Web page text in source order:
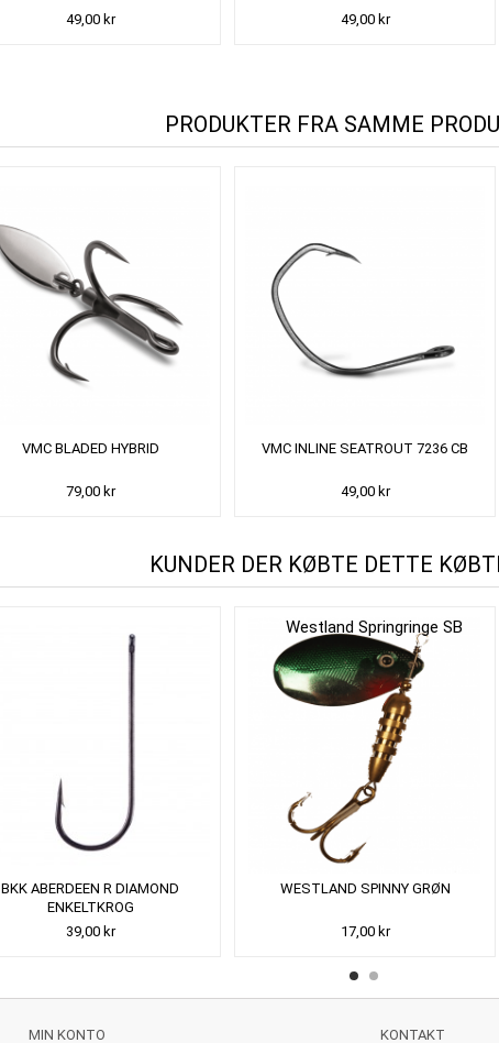
49,00 kr 49,00 kr
PRODUKTER FRA SAMME
VMC BLADED HYBRID
79,00 kr
VMC INLINE SEATROUT 7236 CB
49,00 kr
KUNDER DER KØBTE DETTE
BKK ABERDEEN R DIAMOND
ENKELTKROG
39,00 kr
WESTLAND SPINNY GRØN
17,00 kr
MIN KONTO KONTAKT